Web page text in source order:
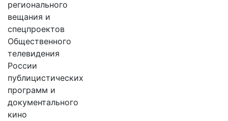
регионального
вещания и
спецпроектов
Общественного
телевидения
России
публицистических
программ и
документального
кино